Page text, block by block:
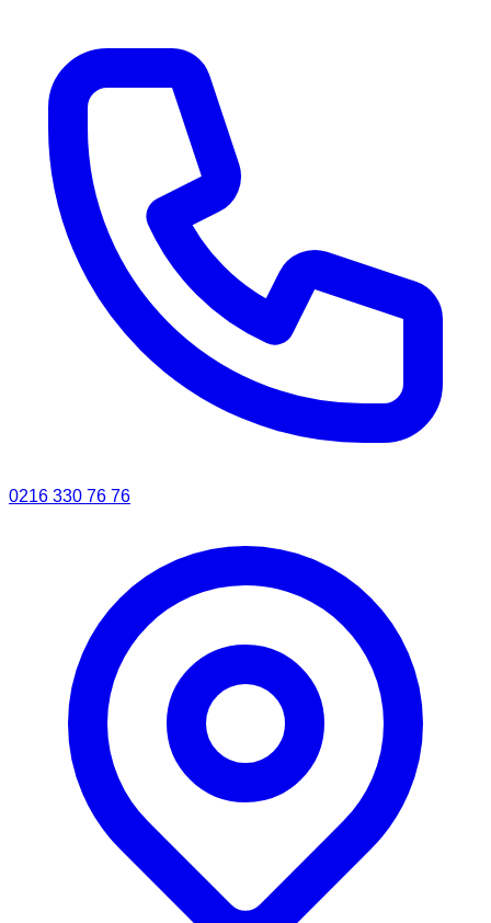
0216 330 76 76